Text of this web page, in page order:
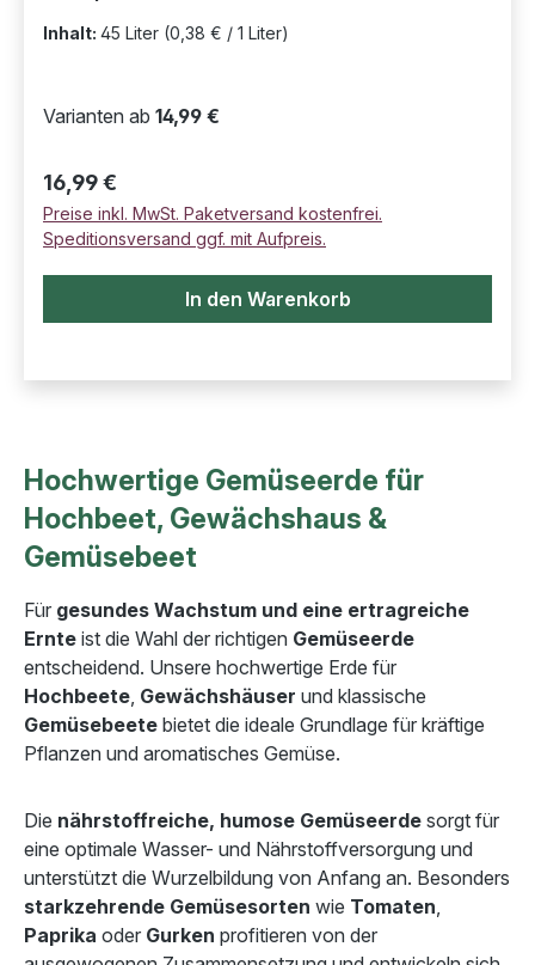
Inhalt: 45 Liter (0,38 € / 1 Liter)
Varianten ab 14,99 €
Regulärer Preis:
16,99 €
Preise inkl. MwSt. Paketversand kostenfrei.
Speditionsversand ggf. mit Aufpreis.
In den Warenkorb
Hochwertige Gemüseerde für
Hochbeet, Gewächshaus &
Gemüsebeet
Für gesundes Wachstum und eine ertragreiche
Ernte ist die Wahl der richtigen Gemüseerde
entscheidend. Unsere hochwertige Erde für
Hochbeete, Gewächshäuser und klassische
Gemüsebeete bietet die ideale Grundlage für kräftige
Pflanzen und aromatisches Gemüse.
Die nährstoffreiche, humose Gemüseerde sorgt für
eine optimale Wasser- und Nährstoffversorgung und
unterstützt die Wurzelbildung von Anfang an. Besonders
starkzehrende Gemüsesorten wie Tomaten,
Paprika oder Gurken profitieren von der